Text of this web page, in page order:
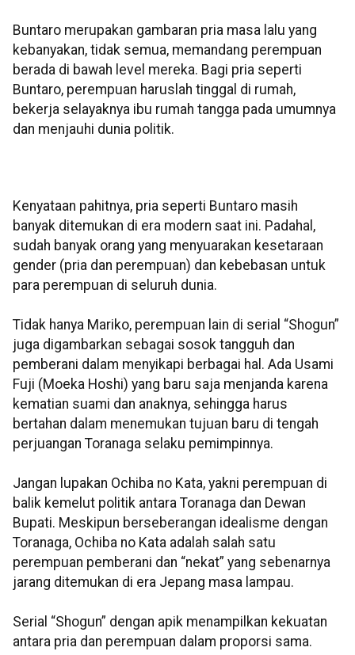
Buntaro merupakan gambaran pria masa lalu yang
kebanyakan, tidak semua, memandang perempuan
berada di bawah level mereka. Bagi pria seperti
Buntaro, perempuan haruslah tinggal di rumah,
bekerja selayaknya ibu rumah tangga pada umumnya
dan menjauhi dunia politik.
Kenyataan pahitnya, pria seperti Buntaro masih
banyak ditemukan di era modern saat ini. Padahal,
sudah banyak orang yang menyuarakan kesetaraan
gender (pria dan perempuan) dan kebebasan untuk
para perempuan di seluruh dunia.
Tidak hanya Mariko, perempuan lain di serial “Shogun”
juga digambarkan sebagai sosok tangguh dan
pemberani dalam menyikapi berbagai hal. Ada Usami
Fuji (Moeka Hoshi) yang baru saja menjanda karena
kematian suami dan anaknya, sehingga harus
bertahan dalam menemukan tujuan baru di tengah
perjuangan Toranaga selaku pemimpinnya.
Jangan lupakan Ochiba no Kata, yakni perempuan di
balik kemelut politik antara Toranaga dan Dewan
Bupati. Meskipun berseberangan idealisme dengan
Toranaga, Ochiba no Kata adalah salah satu
perempuan pemberani dan “nekat” yang sebenarnya
jarang ditemukan di era Jepang masa lampau.
Serial “Shogun” dengan apik menampilkan kekuatan
antara pria dan perempuan dalam proporsi sama.